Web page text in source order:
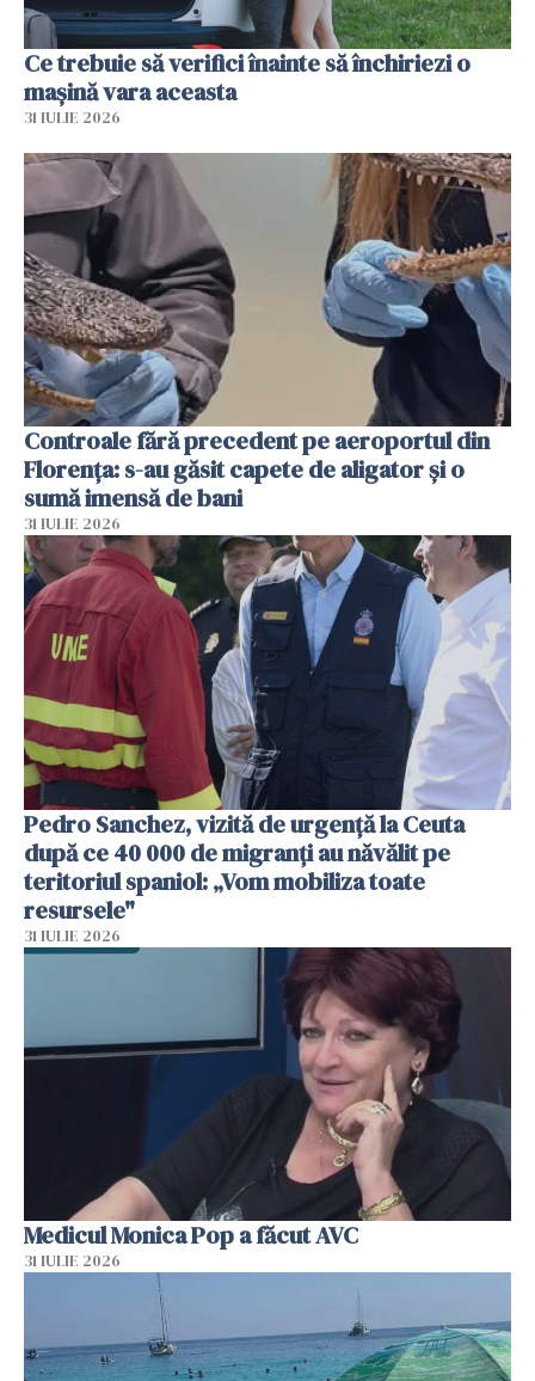
Ce trebuie să verifici înainte să închiriezi o
mașină vara aceasta
31 IULIE 2026
Controale fără precedent pe aeroportul din
Florența: s-au găsit capete de aligator și o
sumă imensă de bani
31 IULIE 2026
Pedro Sanchez, vizită de urgență la Ceuta
după ce 40 000 de migranți au năvălit pe
teritoriul spaniol: „Vom mobiliza toate
resursele"
31 IULIE 2026
Medicul Monica Pop a făcut AVC
31 IULIE 2026